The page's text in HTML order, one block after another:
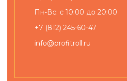
Пн-Вс: с 10:00 до 20:00
+7 (812) 245-60-47
info@profitroll.ru